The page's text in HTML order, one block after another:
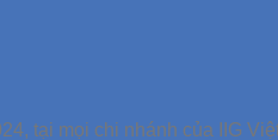
tại mọi chi nhánh của IIG